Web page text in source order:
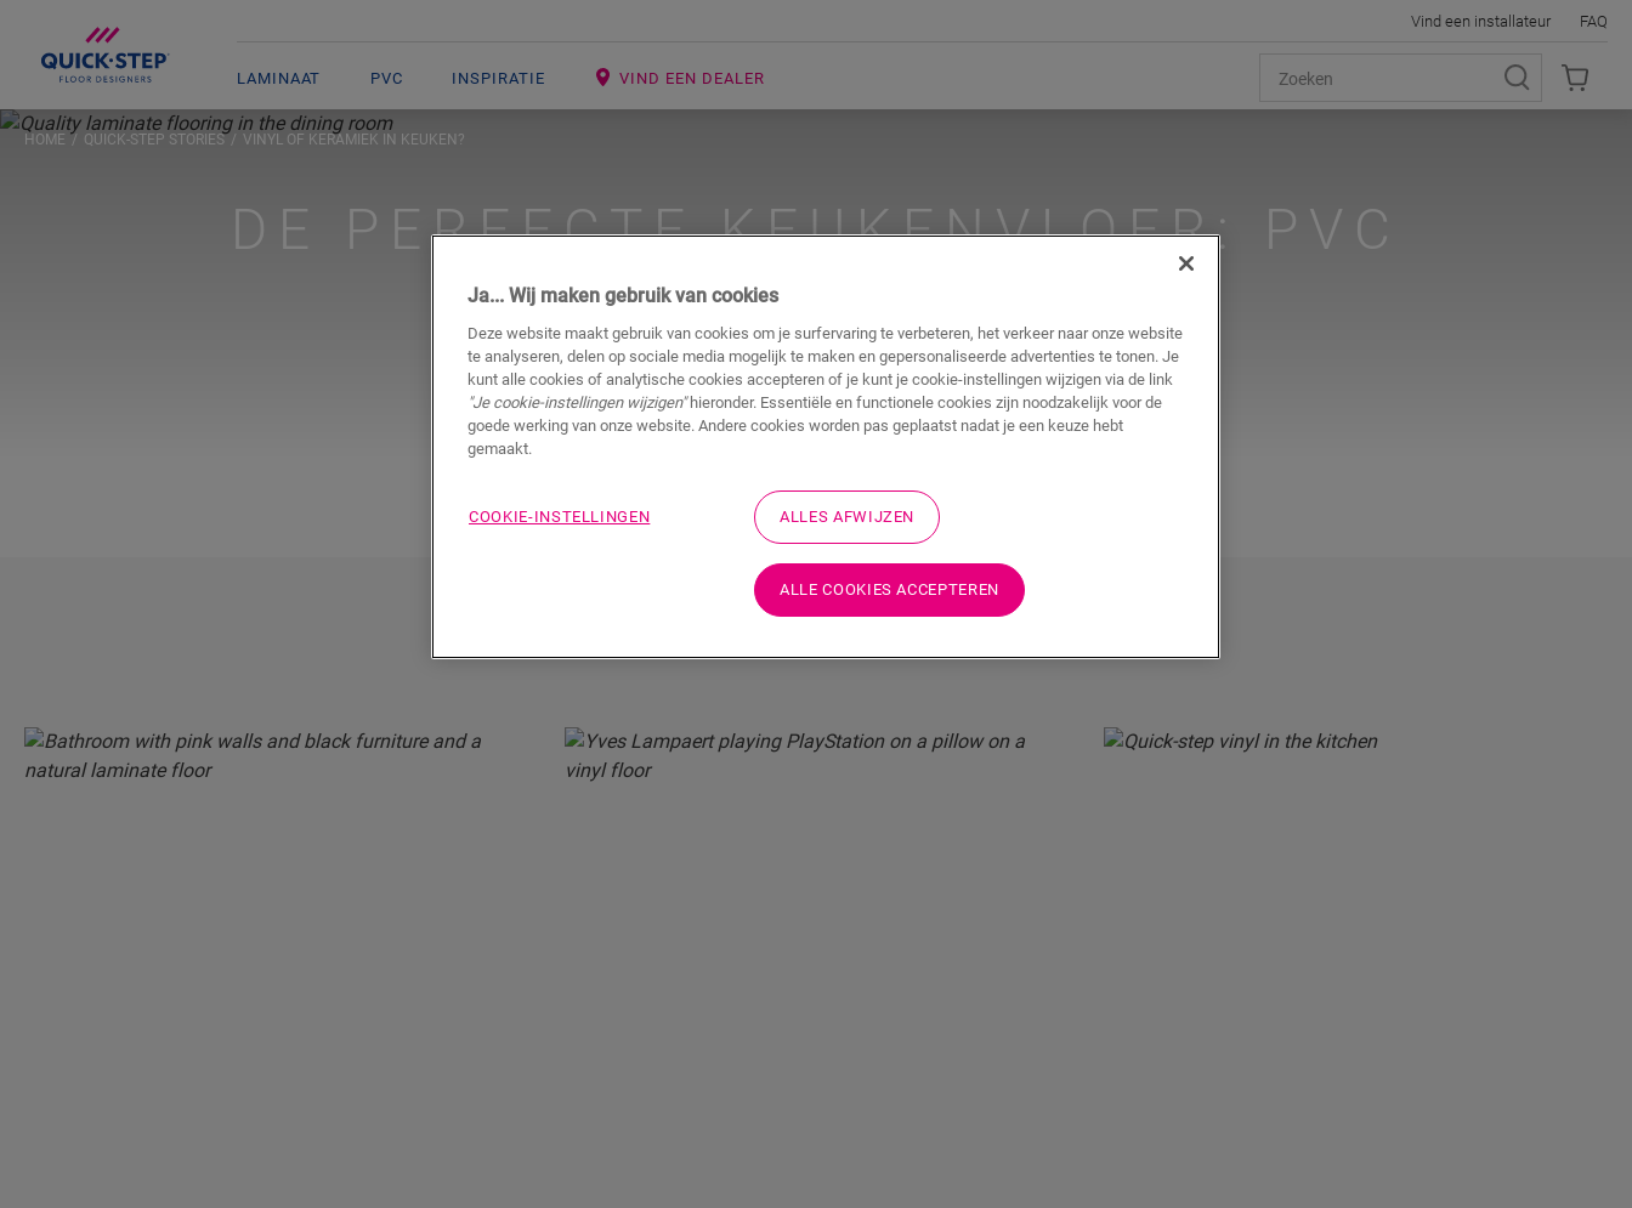
LAMINAAT PVC INSPIRATIE VIND EEN DEALER
Vind een installateur FAQ
DE PERFECTE KEUKENVLOER: PVC
VS. KERAMIEK
#pvc #keuken
HOME QUICK-STEP STORIES VINYL OF KERAMIEK IN KEUKEN?
Ja... Wij maken gebruik van cookies
Deze website maakt gebruik van cookies om je surfervaring te verbeteren, het verkeer naar onze website
te analyseren, delen op sociale media mogelijk te maken en gepersonaliseerde advertenties te tonen. Je
kunt alle cookies of analytische cookies accepteren of je kunt je cookie-instellingen wijzigen via de link
"Je cookie-instellingen wijzigen"hieronder. Essentiële en functionele cookies zijn noodzakelijk voor de
goede werking van onze website. Andere cookies worden pas geplaatst nadat je een keuze hebt
gemaakt.
COOKIE-INSTELLINGEN ALLES AFWIJZEN
ALLE COOKIES ACCEPTEREN